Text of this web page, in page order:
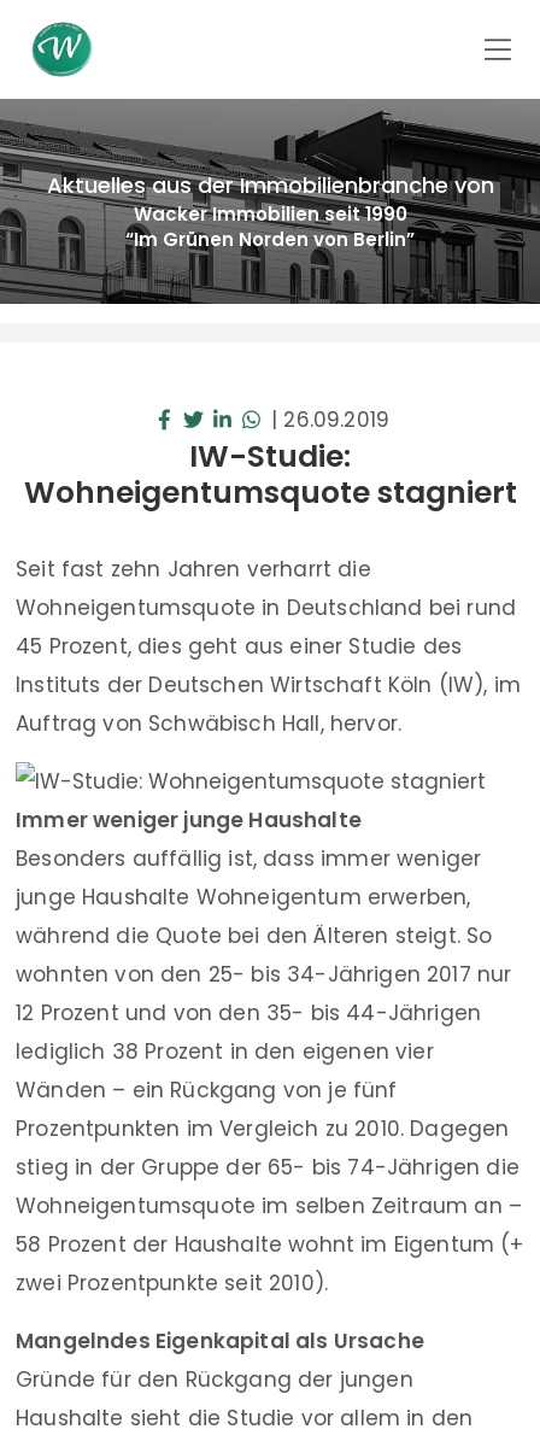
Aktuelles aus der Immobilienbranche von
Wacker Immobilien seit 1990
“Im Grünen Norden von Berlin”
| 26.09.2019
IW-Studie:
Wohneigentumsquote stagniert
Seit fast zehn Jahren verharrt die
Wohneigentumsquote in Deutschland bei rund
45 Prozent, dies geht aus einer Studie des
Instituts der Deutschen Wirtschaft Köln (IW), im
Auftrag von Schwäbisch Hall, hervor.
Immer weniger junge Haushalte
Besonders auffällig ist, dass immer weniger
junge Haushalte Wohneigentum erwerben,
während die Quote bei den Älteren steigt. So
wohnten von den 25- bis 34-Jährigen 2017 nur
12 Prozent und von den 35- bis 44-Jährigen
lediglich 38 Prozent in den eigenen vier
Wänden – ein Rückgang von je fünf
Prozentpunkten im Vergleich zu 2010. Dagegen
stieg in der Gruppe der 65- bis 74-Jährigen die
Wohneigentumsquote im selben Zeitraum an –
58 Prozent der Haushalte wohnt im Eigentum (+
zwei Prozentpunkte seit 2010).
Mangelndes Eigenkapital als Ursache
Gründe für den Rückgang der jungen
Haushalte sieht die Studie vor allem in den